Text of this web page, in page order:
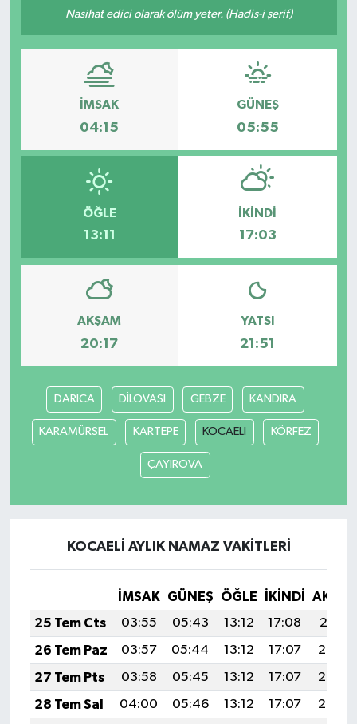
Nasihat edici olarak ölüm yeter. (Hadis-i şerif)
İMSAK
04:15
GÜNEŞ
05:55
ÖĞLE
13:11
İKINDI
17:03
AKŞAM
20:17
YATSI
21:51
DARICA DİLOVASI GEBZE KANDIRA
KARAMÜRSEL KARTEPE KOCAELİ KÖRFEZ
ÇAYIROVA
KOCAELİ AYLIK NAMAZ VAKITLERI
İMSAK GÜNEŞ ÖĞLE İKINDI
25 Tem Cts
03:55 05:43 13:12 17:08
20:31
26 Tem Paz
03:57 05:44 13:12 17:07
20:30
27 Tem Pts
03:58 05:45 13:12 17:07
20:29
28 Tem Sal
04:00 05:46 13:12 17:07
20:28